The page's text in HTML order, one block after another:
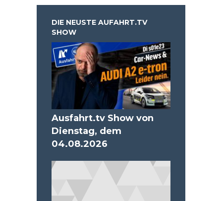
DIE NEUSTE AUFAHRT.TV
SHOW
Ausfahrt.tv Show von
Dienstag, dem
04.08.2026